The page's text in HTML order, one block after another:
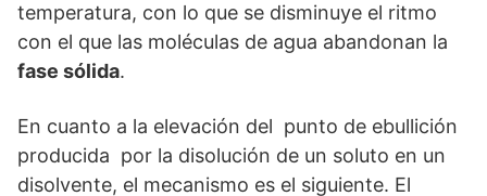
temperatura, con lo que se disminuye el ritmo
con el que las moléculas de agua abandonan la
fase sólida.
En cuanto a la elevación del punto de ebullición
producida por la disolución de un soluto en un
disolvente, el mecanismo es el siguiente. El